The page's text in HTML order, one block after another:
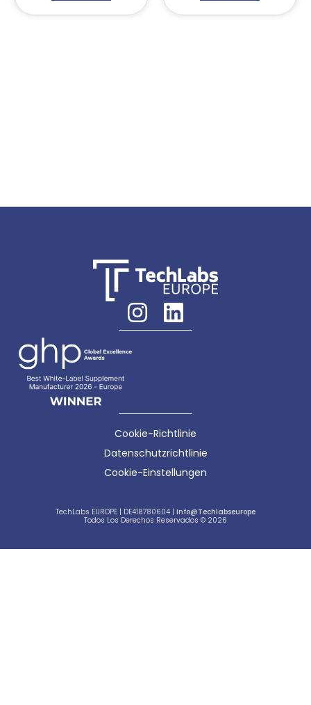
Cookie-Richtlinie
Datenschutzrichtlinie
Cookie-Einstellungen
TechLabs EUROPE | DE418780604 | Info@techlabseurope
Todos Los Derechos Reservados © 2026